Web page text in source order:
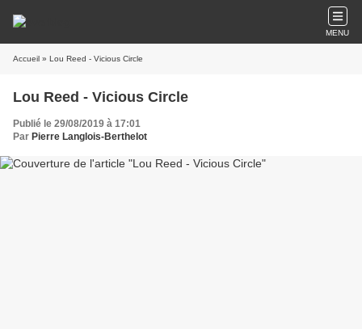
MENU
Accueil » Lou Reed - Vicious Circle
Lou Reed - Vicious Circle
Publié le 29/08/2019 à 17:01
Par Pierre Langlois-Berthelot